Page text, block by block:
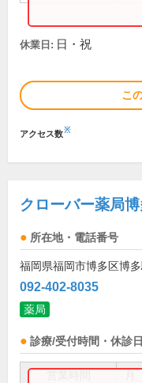
休業日: 日・祝
こ
アクセス数※
クローバー薬局
所在地・電話番号
福岡県福岡市博多区博
092-402-8035
薬局
診療/受付時間・休診日